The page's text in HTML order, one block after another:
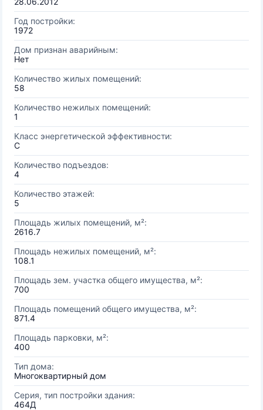
Год постройки:
1972
Дом признан аварийным:
Нет
Количество жилых помещений:
58
Количество нежилых помещений:
1
Класс энергетической эффективности:
C
Количество подъездов:
4
Количество этажей:
5
Площадь жилых помещений, м²:
2616.7
Площадь нежилых помещений, м²:
108.1
Площадь зем. участка общего имущества, м²:
700
Площадь помещений общего имущества, м²:
871.4
Площадь парковки, м²:
400
Тип дома:
Многоквартирный дом
Серия, тип постройки здания:
464Д